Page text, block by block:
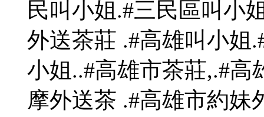
民叫小姐.#三民區叫小
外送茶莊 .#高雄叫小姐
小姐..#高雄市茶莊,.#高
摩外送茶 .#高雄市約妹